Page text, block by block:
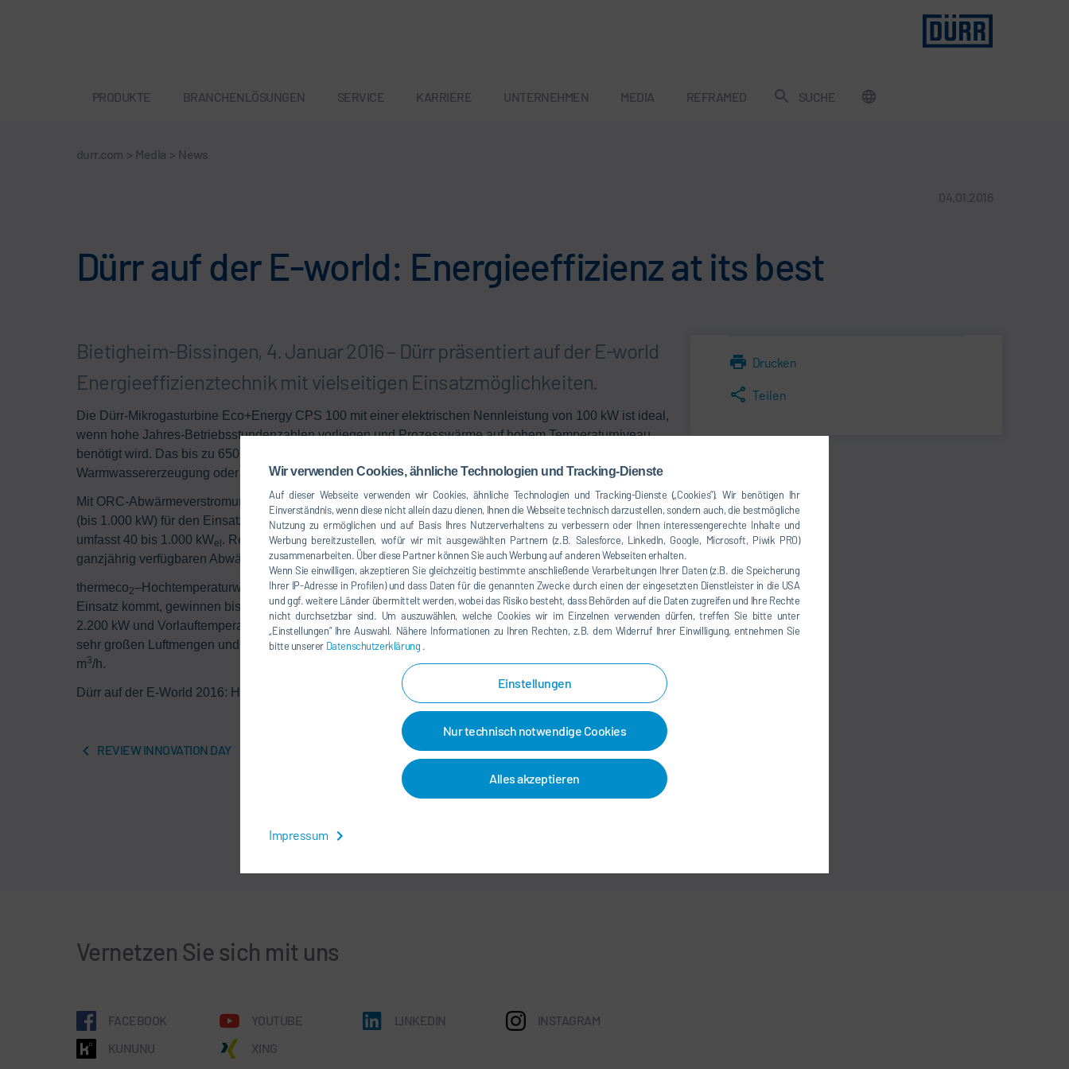
Wir verwenden Cookies, ähnliche Technologien und Tracking-Dienste
Auf dieser Webseite verwenden wir Cookies, ähnliche Technologien und Tracking-Dienste („Cookies“). Wir benötigen Ihr
Einverständnis, wenn diese nicht allein dazu dienen, Ihnen die Webseite technisch darzustellen, sondern auch, die bestmögliche
Nutzung zu ermöglichen und auf Basis Ihres Nutzerverhaltens zu verbessern oder Ihnen interessengerechte Inhalte und
Werbung bereitzustellen, wofür wir mit ausgewählten Partnern (z.B. Salesforce, LinkedIn, Google, Microsoft, Piwik PRO)
zusammenarbeiten. Über diese Partner können Sie auch Werbung auf anderen Webseiten erhalten.
Wenn Sie einwilligen, akzeptieren Sie gleichzeitig bestimmte anschließende Verarbeitungen Ihrer Daten (z.B. die Speicherung
Ihrer IP-Adresse in Profilen) und dass Daten für die genannten Zwecke durch einen der eingesetzten Dienstleister in die USA
und ggf. weitere Länder übermittelt werden, wobei das Risiko besteht, dass Behörden auf die Daten zugreifen und Ihre Rechte
nicht durchsetzbar sind. Um auszuwählen, welche Cookies wir im Einzelnen verwenden dürfen, treffen Sie bitte unter
„Einstellungen“ Ihre Auswahl. Nähere Informationen zu Ihren Rechten, z.B. dem Widerruf Ihrer Einwilligung, entnehmen Sie
bitte unserer Datenschutzerklärung .
Einstellungen
Nur technisch notwendige Cookies
Alles akzeptieren
Impressum
PRODUKTE BRANCHENLÖSUNGEN SERVICE KARRIERE UNTERNEHMEN MEDIA REFRAMED SUCHE
durr.com > Media > News
04.01.2016
Dürr auf der E-world: Energieeffizienz at its best
Bietigheim-Bissingen, 4. Januar 2016 – Dürr präsentiert auf der E-world
Energieeffizienztechnik mit vielseitigen Einsatzmöglichkeiten.
Die Dürr-Mikrogasturbine Eco+Energy CPS 100 mit einer elektrischen Nennleistung von 100 kW ist ideal,
wenn hohe Jahres-Betriebsstundenzahlen vorliegen und Prozesswärme auf hohem Temperaturniveau
benötigt wird. Das bis zu 650 °C heiße, saubere Abgas kann zur Dampf-, Heißwasser- oder
Warmwassererzeugung oder direkt für Trockenprozesse verwendet werden.
Mit ORC-Abwärmeverstromungsystemen bietet Dürr weltweit effiziente und flexible Anlagen über 500 kW
(bis 1.000 kW) für den Einsatz im Abwärmetemperaturbereich von 90 °C bis 600 °C. Der Leistungsbereich
umfasst 40 bis 1.000 kWel . Realisierbar sind unterschiedlichste Konzepte – am wirtschaftlichsten mit
ganzjährig verfügbaren Abwärmequellen.
thermeco2–Hochtemperaturwärmepumpen, in denen das umweltfreundliche Kältemittel CO2 (R744) zum
Einsatz kommt, gewinnen bis zu 75 % Energie aus Abwärme zurück. Möglich sind Heizleistungen bis zu
2.200 kW und Vorlauftemperaturen bis zu 110 °C. Als Kältetrockner eignen sie sich für Druckluftsysteme mit
sehr großen Luftmengen und Trocknerleistungen. Lieferbar sind Anlagen zwischen 11.000 und 27.500
m3/h.
Dürr auf der E-World 2016: Halle 2 an Stand 2-135.
REVIEW INNOVATION DAY
PRODUKTIONSJUBILÄUM BEI DÜRR: DER 10.000STE
ROBOTER LACKIERT AB 2016 PKW-KAROSSERIEN
Drucken
Teilen
Vernetzen Sie sich mit uns
FACEBOOK YOUTUBE LINKEDIN
INSTAGRAM
KUNUNU
XING